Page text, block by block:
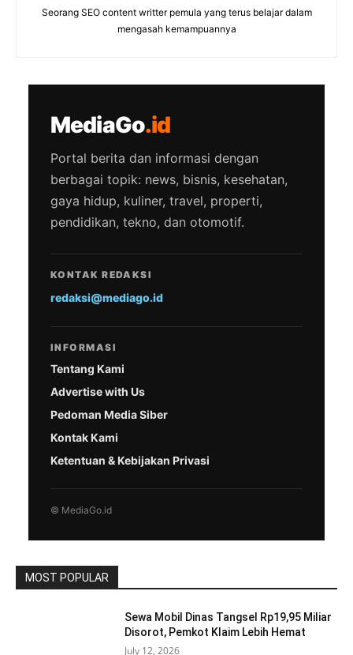
Seorang SEO content writter pemula yang terus belajar dalam
mengasah kemampuannya
MediaGo.id
Portal berita dan informasi dengan
berbagai topik: news, bisnis, kesehatan,
gaya hidup, kuliner, travel, properti,
pendidikan, tekno, dan otomotif.
KONTAK REDAKSI
redaksi@mediago.id
INFORMASI
Tentang Kami
Advertise with Us
Pedoman Media Siber
Kontak Kami
Ketentuan & Kebijakan Privasi
© MediaGo.id
MOST POPULAR
Sewa Mobil Dinas Tangsel Rp19,95 Miliar
Disorot, Pemkot Klaim Lebih Hemat
July 12, 2026